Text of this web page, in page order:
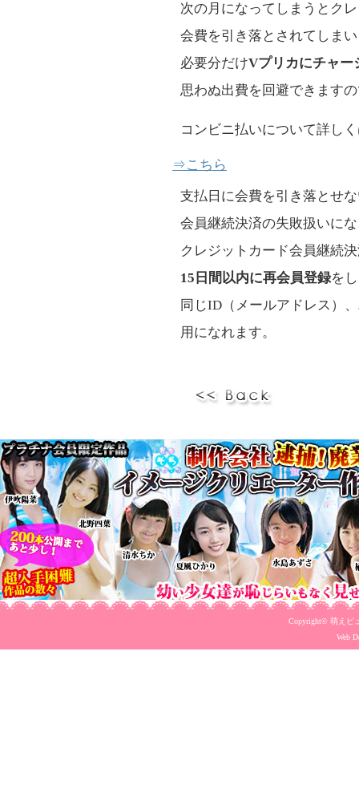
次の月になってしまうとク
会費を引き落とされてしま
必要分だけVプリカにチャー
思わぬ出費を回避できます
コンビニ払いについて詳し
⇒こちら
支払日に会費を引き落とせ
会員継続決済の失敗扱いに
クレジットカード会員継続
15日間以内に再会員登録を
同じID（メールアドレス）
用になれます。
Copyright© 萌えピ
Web